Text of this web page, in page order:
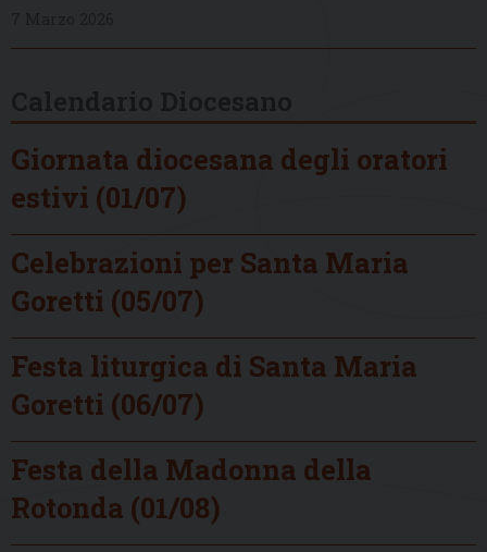
Giornata diocesana degli oratori
estivi (01/07)
Celebrazioni per Santa Maria
Goretti (05/07)
Festa liturgica di Santa Maria
Goretti (06/07)
Festa della Madonna della
Rotonda (01/08)